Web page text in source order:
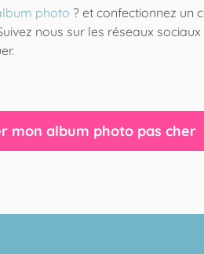
photo ? et confectionnez un
nous sur les réseaux
mon album photo pas cher